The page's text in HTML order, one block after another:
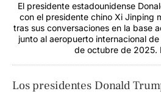
El presidente estadounidense
con el presidente chino Xi Jinping
tras sus conversaciones en la base
junto al aeropuerto internacional
de octubre de 2025.
Los presidentes Donald